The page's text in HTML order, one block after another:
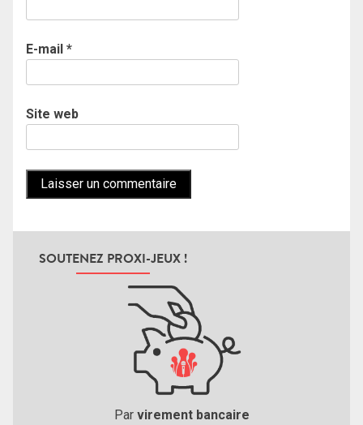
E-mail *
Site web
SOUTENEZ PROXI-JEUX !
Par virement bancaire